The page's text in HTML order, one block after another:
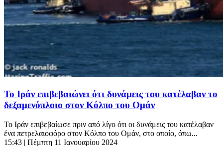
Το Ιράν επιβεβαιώνει ότι δυνάμεις του κατέλαβαν το
δεξαμενόπλοιο στον Κόλπο του Ομάν
Το Ιράν επιβεβαίωσε πριν από λίγο ότι οι δυνάμεις του κατέλαβαν
ένα πετρελαιοφόρο στον Κόλπο του Ομάν, στο οποίο, όπω...
15:43 | Πέμπτη 11 Ιανουαρίου 2024